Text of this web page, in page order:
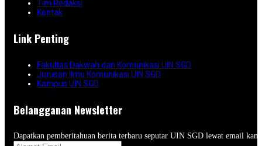
Tim Redaksi
Kontak
Link Penting
Fakultas Dakwah dan Komunikasi UIN SGD
Jurusan Ilmu Komunikasi UIN SGD
Kampus UIN SGD
Belangganan Newsletter
Dapatkan pemberitahuan berita terbaru seputar UIN SGD lewat email